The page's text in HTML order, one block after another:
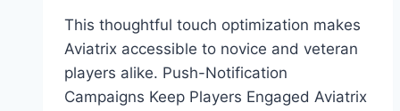
This thoughtful touch optimization makes
Aviatrix accessible to novice and veteran
players alike. Push-Notification
Campaigns Keep Players Engaged Aviatrix